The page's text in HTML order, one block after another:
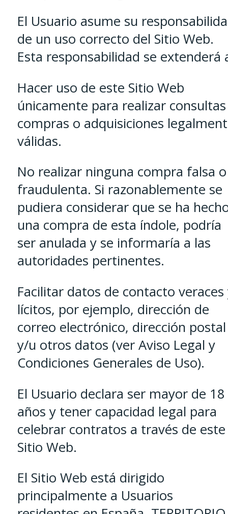
El Usuario asume su
de un uso correcto del Sitio Web.
Esta responsabilidad se extenderá
Hacer uso de este Sitio Web
únicamente para realizar
compras o adquisiciones
válidas.
No realizar ninguna compra falsa o
fraudulenta. Si razonablemente se
pudiera considerar que se ha
una compra de esta índole, podría
ser anulada y se informaría a las
autoridades pertinentes.
Facilitar datos de contacto veraces
lícitos, por ejemplo, dirección de
correo electrónico, dirección postal
y/u otros datos (ver Aviso Legal y
Condiciones Generales de Uso).
El Usuario declara ser mayor de 18
años y tener capacidad legal para
celebrar contratos a través de este
Sitio Web.
El Sitio Web está dirigido
principalmente a Usuarios